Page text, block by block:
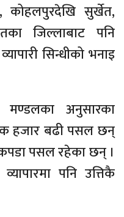
कोहलपुरदेखि सुर्खेत,
जिल्लाबाट पनि
सिन्धीको भनाइ
मण्डलका अनुसारका
हजार बढी पसल छन्
कपडा पसल रहेका छन् ।
पनि उत्तिकै